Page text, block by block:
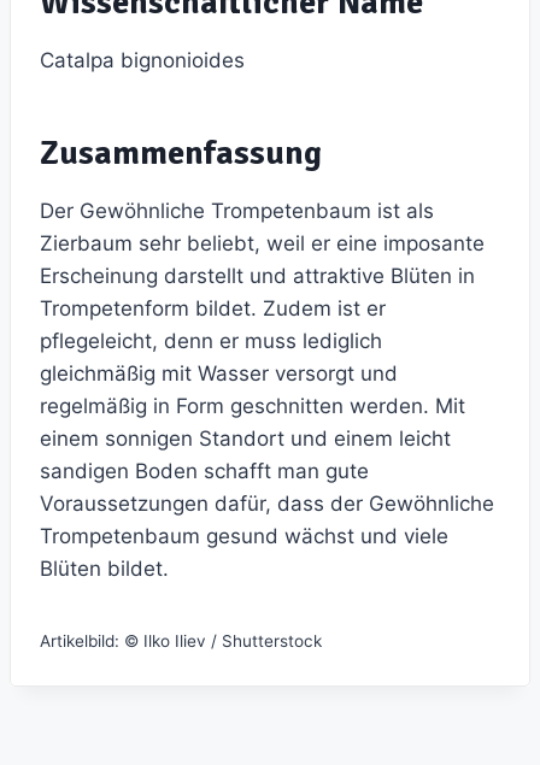
Catalpa bignonioides
Zusammenfassung
Der Gewöhnliche Trompetenbaum ist als
Zierbaum sehr beliebt, weil er eine imposante
Erscheinung darstellt und attraktive Blüten in
Trompetenform bildet. Zudem ist er
pflegeleicht, denn er muss lediglich
gleichmäßig mit Wasser versorgt und
regelmäßig in Form geschnitten werden. Mit
einem sonnigen Standort und einem leicht
sandigen Boden schafft man gute
Voraussetzungen dafür, dass der Gewöhnliche
Trompetenbaum gesund wächst und viele
Blüten bildet.
Artikelbild: © Ilko Iliev / Shutterstock